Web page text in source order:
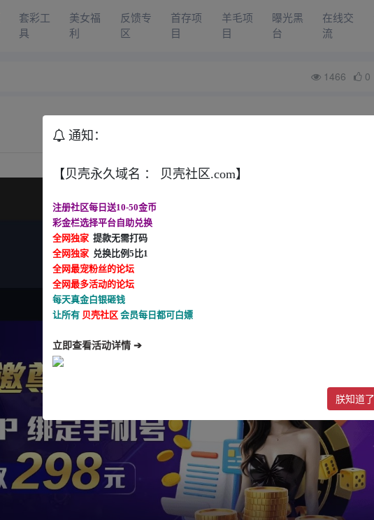
套彩工
具
美女福
利
反馈专
区
首存项
目
羊毛项
目
曝光黑
台
在线交
流
1466 0
通知：
【贝壳永久域名 ： 贝壳社区.com】
注册社区每日送10-50金币
彩金栏选择平台自助兑换
全网独家 提款无需打码
全网独家 兑换比例5比1
全网最宠粉丝的论坛
全网最多活动的论坛
每天真金白银砸钱
让所有 贝壳社区 会员每日都可白嫖
立即查看活动详情 ➔
朕知道了